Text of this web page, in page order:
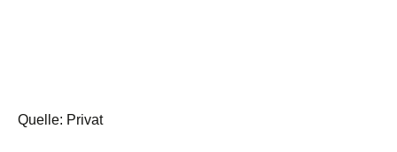
Quelle: Privat